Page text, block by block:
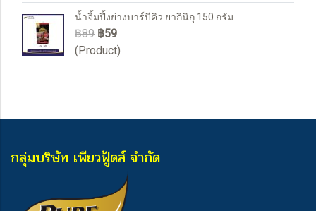
น้ำจิ้มปิ้งย่างบาร์บีคิว ยากินิกุ 150 กรัม
฿89 ฿59
(Product)
กลุ่มบริษัท เพียวฟู้ดส์ จำกัด